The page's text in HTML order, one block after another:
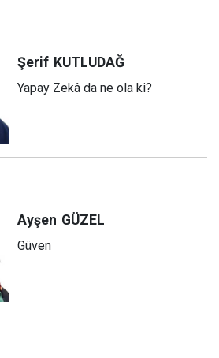
Şerif KUTLUDAĞ
Yapay Zekâ da ne ola ki?
Ayşen GÜZEL
Güven